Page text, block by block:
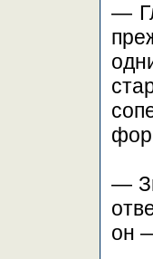
—
—
он